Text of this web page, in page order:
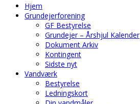
Hjem
Grundejerforening
GF Bestyrelse
Grundejer – Årshjul Kalender
Dokument Arkiv
Kontingent
Sidste nyt
Vandværk
Bestyrelse
Ledningskort